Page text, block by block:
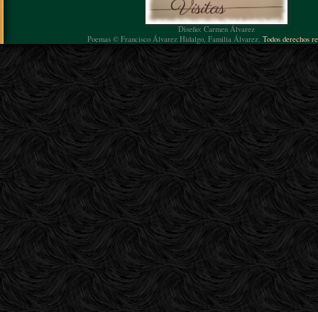
Diseño: Carmen Álvarez
Poemas © Francisco Álvarez Hidalgo, Familia Álvarez. Todos derechos